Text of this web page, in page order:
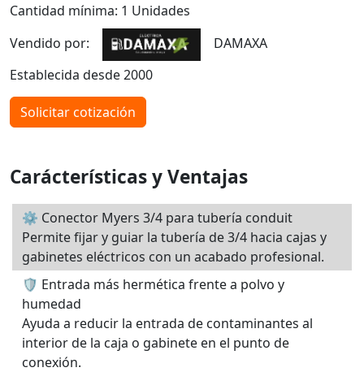
Cantidad mínima: 1 Unidades
Vendido por:
DAMAXA
Establecida desde 2000
Solicitar cotización
Carácterísticas y Ventajas
⚙️ Conector Myers 3/4 para tubería conduit
Permite fijar y guiar la tubería de 3/4 hacia cajas y
gabinetes eléctricos con un acabado profesional.
🛡️ Entrada más hermética frente a polvo y
humedad
Ayuda a reducir la entrada de contaminantes al
interior de la caja o gabinete en el punto de
conexión.